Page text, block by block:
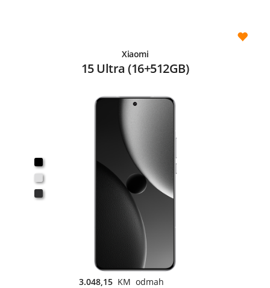
Xiaomi
15 Ultra (16+512GB)
3.048,15 KM odmah